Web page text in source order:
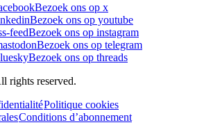
Bezoek ons op x
Bezoek ons op youtube
feedBezoek ons op instagram
Bezoek ons op telegram
Bezoek ons op threads
rights reserved.
Politique cookies
Conditions d’abonnement